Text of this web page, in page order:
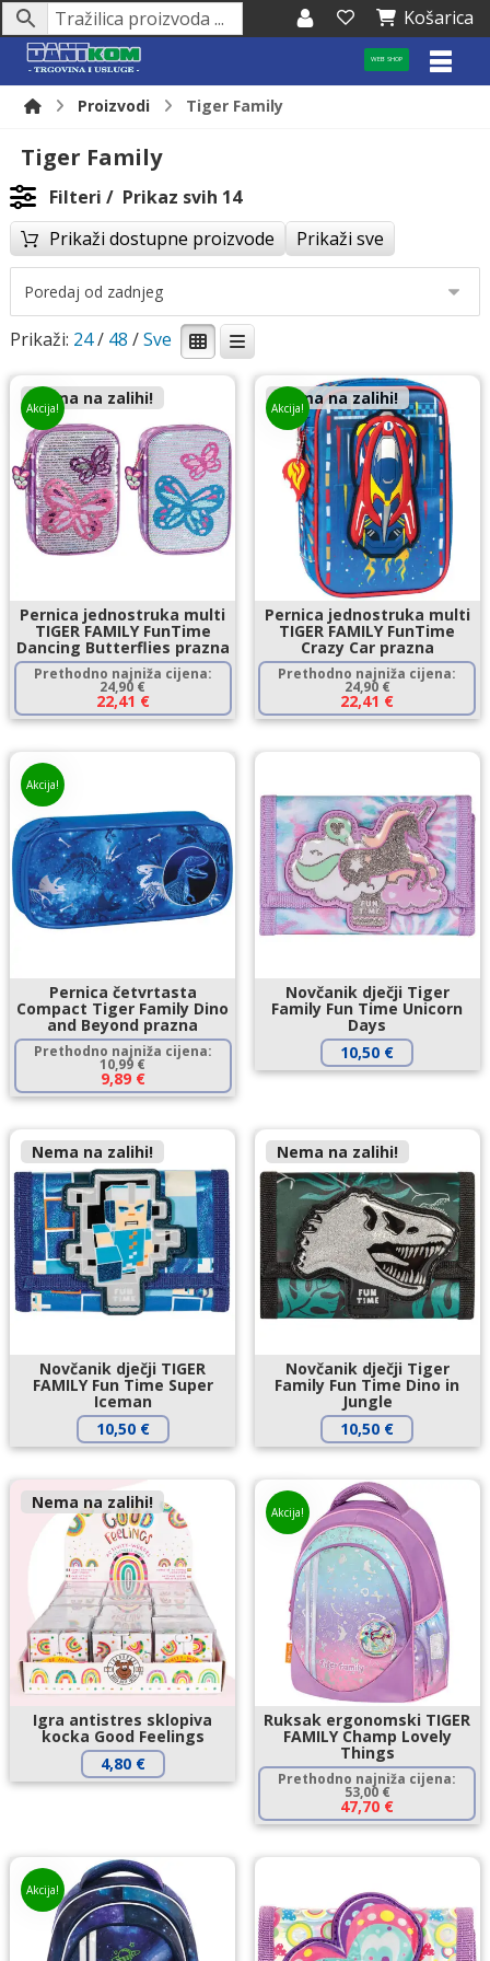
Košarica
WEB SHOP
Proizvodi Tiger Family
Tiger Family
Filteri
Prikaz svih 14
Prikaži dostupne proizvode
Prikaži sve
Prikaži: 24/ 48 /
Nema na zalihi!
Pernica jednostruka multi
TIGER FAMILY FunTime
Dancing Butterflies prazna
Prethodno najniža cijena:
24,90 €
22,41 €
Akcija! Nema na zalihi!
Pernica jednostruka multi
TIGER FAMILY FunTime
Crazy Car prazna
Prethodno najniža cijena:
24,90 €
22,41 €
Akcija!
Pernica četvrtasta
Compact Tiger Family Dino
and Beyond prazna
Prethodno najniža cijena:
10,99 €
9,89 €
Akcija!
Novčanik dječji Tiger
Family Fun Time Unicorn
Days
10,50 €
Nema na zalihi!
Novčanik dječji TIGER
FAMILY Fun Time Super
Iceman
10,50 €
Nema na zalihi!
Novčanik dječji Tiger
Family Fun Time Dino in
Jungle
10,50 €
Nema na zalihi!
Igra antistres sklopiva
kocka Good Feelings
4,80 €
Ruksak ergonomski TIGER
FAMILY Champ Lovely
Things
Prethodno najniža cijena:
53,00 €
47,70 €
Akcija!
Akcija!